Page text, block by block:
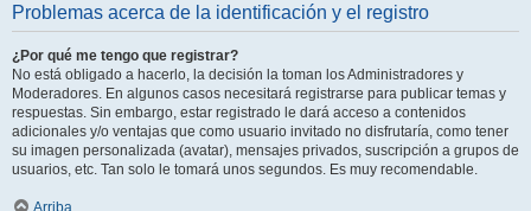
Problemas acerca de la identificación y el registro
¿Por qué me tengo que registrar?
No está obligado a hacerlo, la decisión la toman los Administradores y
Moderadores. En algunos casos necesitará registrarse para publicar temas y
respuestas. Sin embargo, estar registrado le dará acceso a contenidos
adicionales y/o ventajas que como usuario invitado no disfrutaría, como tener
su imagen personalizada (avatar), mensajes privados, suscripción a grupos de
usuarios, etc. Tan solo le tomará unos segundos. Es muy recomendable.
Arriba